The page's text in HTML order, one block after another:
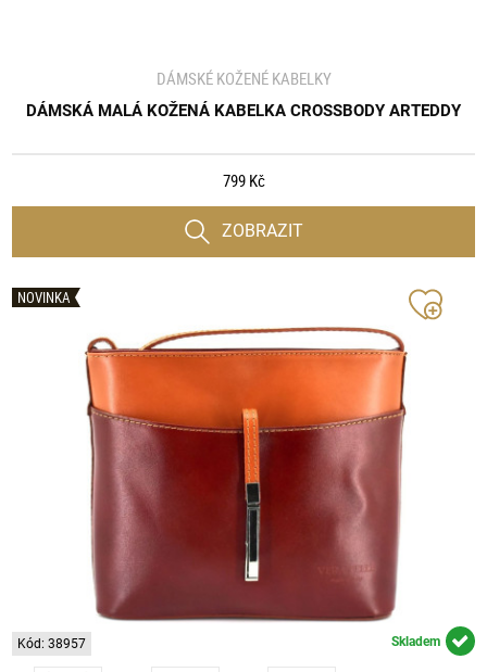
DÁMSKÉ KOŽENÉ KABELKY
DÁMSKÁ MALÁ KOŽENÁ KABELKA CROSSBODY ARTEDDY
799 Kč
ZOBRAZIT
NOVINKA
Kód: 38957 Skladem